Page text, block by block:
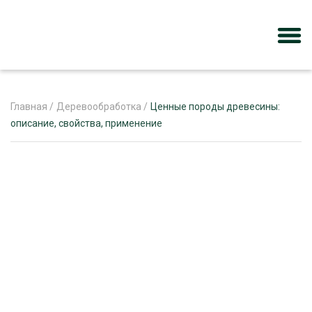
Главная / Деревообработка / Ценные породы древесины:
описание, свойства, применение